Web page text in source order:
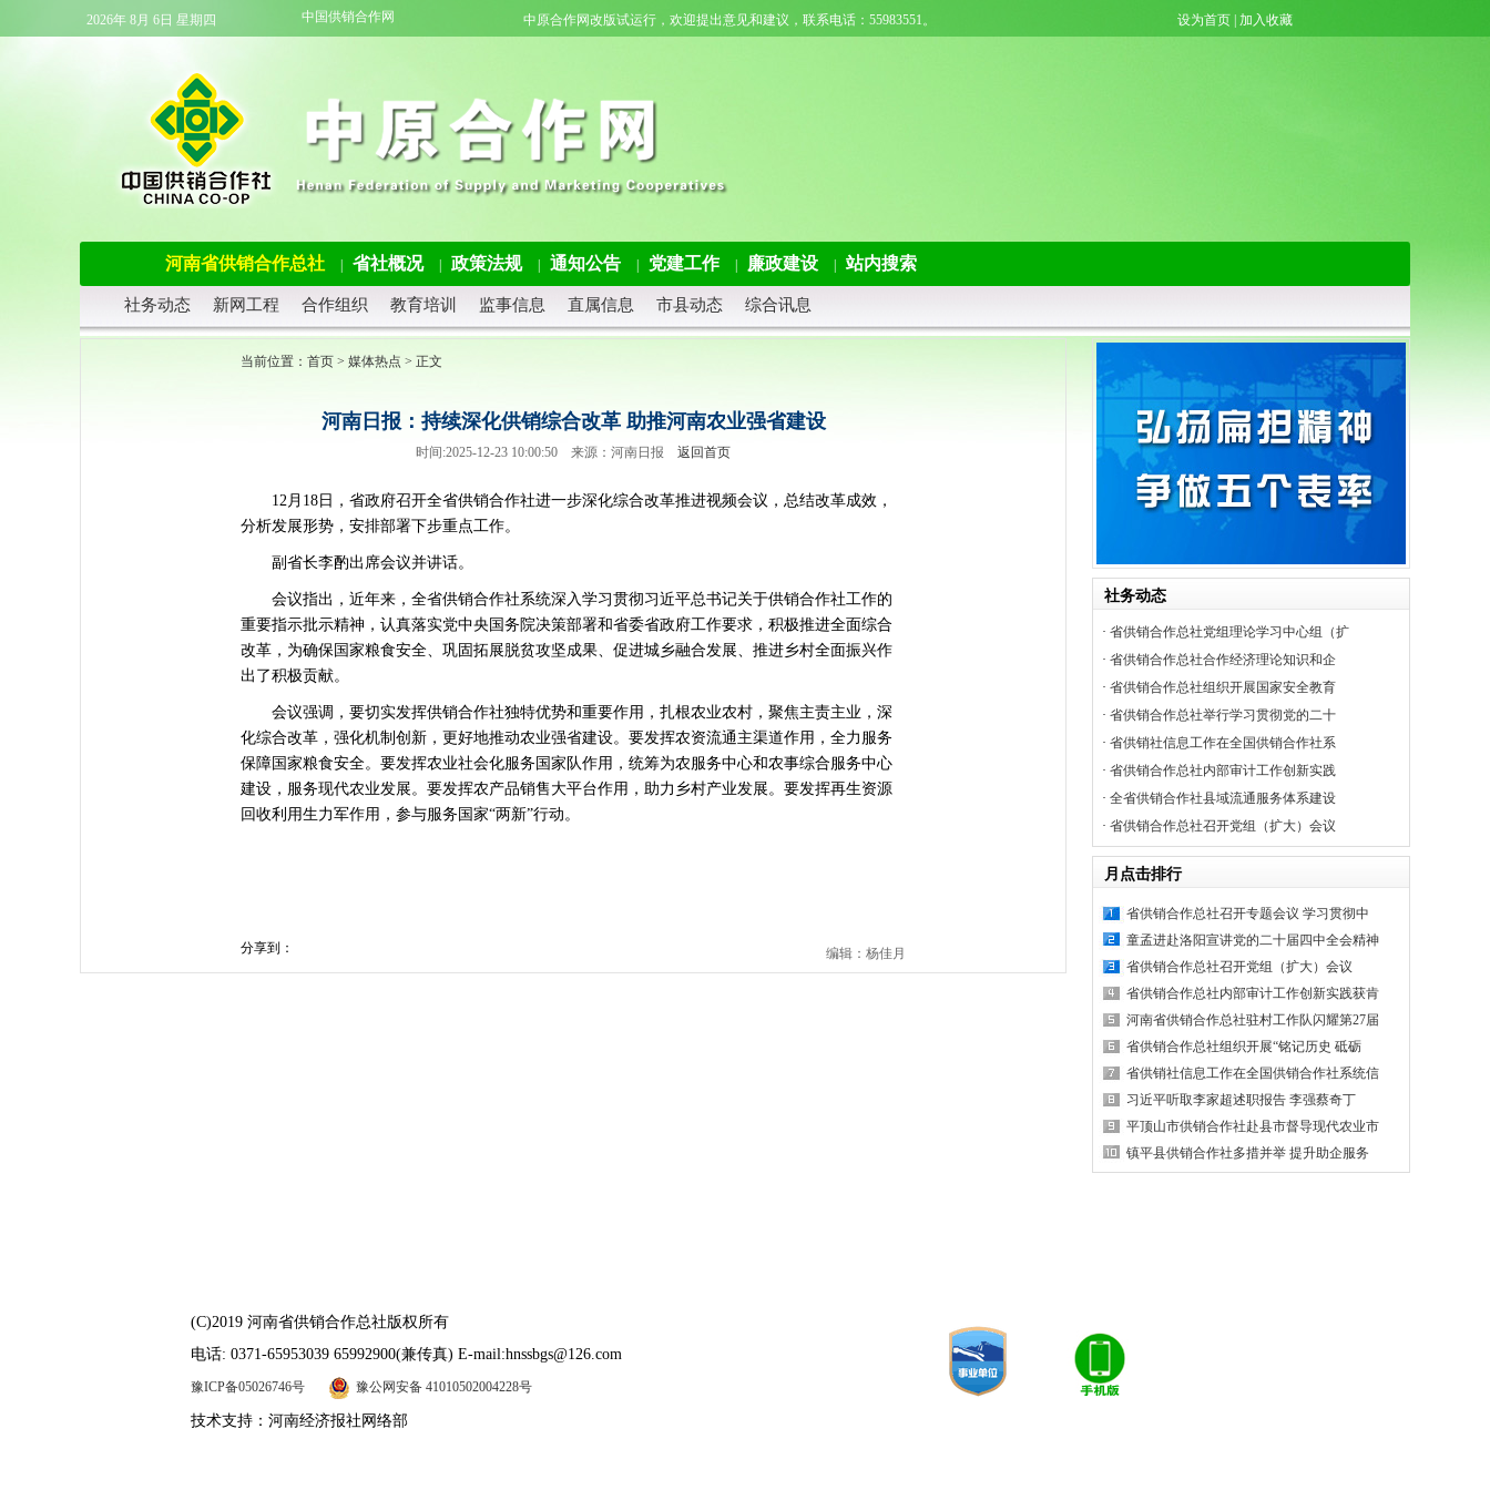
2026年 8月 6日 星期四 中国供销合作网 中原合作网改版试运行，欢迎提出意见和建议，联系电话：55983551。 设为首页 加入收藏
河南省供销合作总社 省社概况 政策法规 通知公告 党建工作 廉政建设 站内搜索
社务动态 新网工程 合作组织 教育培训 监事信息 直属信息 市县动态 综合讯息
当前位置： 首页 > 媒体热点 > 正文
河南日报：持续深化供销综合改革 助推河南农业强省建设
时间:2025-12-23 10:00:50 来源：河南日报 返回首页
12月18日，省政府召开全省供销合作社进一步深化综合改革推进视频会议，总结改革成效，
分析发展形势，安排部署下步重点工作。
副省长李酌出席会议并讲话。
会议指出，近年来，全省供销合作社系统深入学习贯彻习近平总书记关于供销合作社工作的
重要指示批示精神，认真落实党中央国务院决策部署和省委省政府工作要求，积极推进全面综合
改革，为确保国家粮食安全、巩固拓展脱贫攻坚成果、促进城乡融合发展、推进乡村全面振兴作
出了积极贡献。
会议强调，要切实发挥供销合作社独特优势和重要作用，扎根农业农村，聚焦主责主业，深
化综合改革，强化机制创新，更好地推动农业强省建设。要发挥农资流通主渠道作用，全力服务
保障国家粮食安全。要发挥农业社会化服务国家队作用，统筹为农服务中心和农事综合服务中心
建设，服务现代农业发展。要发挥农产品销售大平台作用，助力乡村产业发展。要发挥再生资源
回收利用生力军作用，参与服务国家“两新”行动。
分享到： 编辑：杨佳月
社务动态
· 省供销合作总社党组理论学习中心组（扩
· 省供销合作总社合作经济理论知识和企
· 省供销合作总社组织开展国家安全教育
· 省供销合作总社举行学习贯彻党的二十
· 省供销社信息工作在全国供销合作社系
· 省供销合作总社内部审计工作创新实践
· 全省供销合作社县域流通服务体系建设
· 省供销合作总社召开党组（扩大）会议
月点击排行
省供销合作总社召开专题会议 学习贯彻中
童孟进赴洛阳宣讲党的二十届四中全会精神
省供销合作总社召开党组（扩大）会议
省供销合作总社内部审计工作创新实践获肯
河南省供销合作总社驻村工作队闪耀第27届
省供销合作总社组织开展“铭记历史 砥砺
省供销社信息工作在全国供销合作社系统信
习近平听取李家超述职报告 李强蔡奇丁
平顶山市供销合作社赴县市督导现代农业市
镇平县供销合作社多措并举 提升助企服务
(C)2019 河南省供销合作总社版权所有
电话: 0371-65953039 65992900(兼传真) E-mail:hnssbgs@126.com
豫ICP备05026746号 豫公网安备 41010502004228号
技术支持：河南经济报社网络部